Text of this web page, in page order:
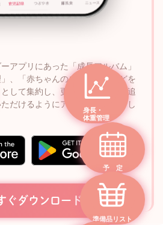
身長・
体重管理
予 定
準備品リスト
アプリにあった「成長アルバム」
、「赤ちゃんの成長記録」などを
して集約し、更に新サービスを追
だけるようにアップデートしまし
ぐダウンロード